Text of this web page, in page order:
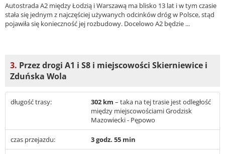
Autostrada A2 między Łodzią i Warszawą ma blisko 13 lat i w tym czasie
stała się jednym z najczęściej używanych odcinków dróg w Polsce, stąd
pojawiła się konieczność jej rozbudowy. Docelowo A2 będzie ...
3. Przez drogi A1 i S8 i miejscowości Skierniewice i
Zduńska Wola
długość trasy: 302 km – taka na tej trasie jest odległość
między miejscowościami Grodzisk
Mazowiecki - Pępowo
czas przejazdu: 3 godz. 55 min